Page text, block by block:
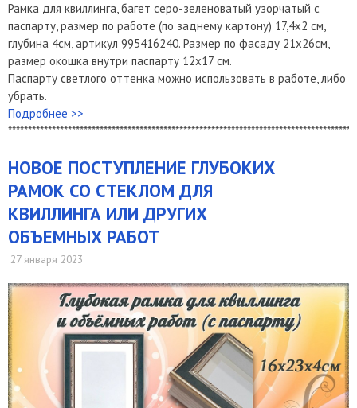
Рамка для квиллинга, багет серо-зеленоватый узорчатый с
паспарту, размер по работе (по заднему картону) 17,4х2 см,
глубина 4см, артикул 995416240. Размер по фасаду 21х26см,
размер окошка внутри паспарту 12х17 см.
Паспарту светлого оттенка можно использовать в работе, либо
убрать.
Подробнее >>
​НОВОЕ ПОСТУПЛЕНИЕ ГЛУБОКИХ
РАМОК СО СТЕКЛОМ ДЛЯ
КВИЛЛИНГА ИЛИ ДРУГИХ
ОБЪЕМНЫХ РАБОТ
27 января 2023